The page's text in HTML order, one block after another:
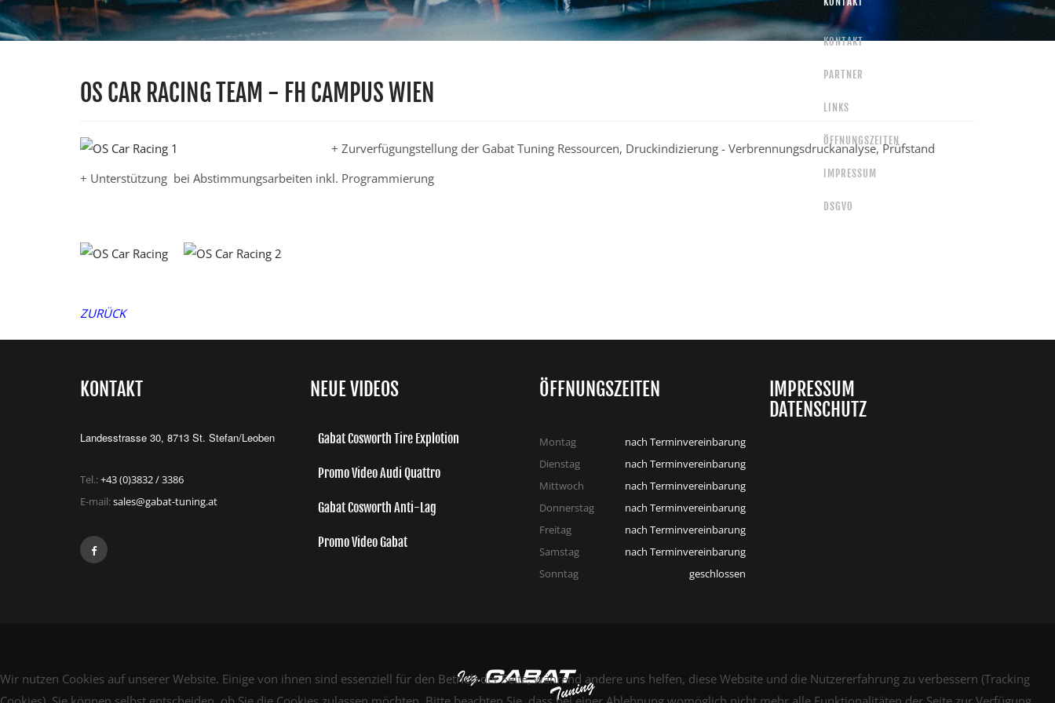
KONTAKT
PARTNER
LINKS
ÖFFNUNGSZEITEN
IMPRESSUM
DSGVO
OS CAR RACING TEAM - FH CAMPUS WIEN
+ Zurverfügungstellung der Gabat Tuning Ressourcen, Druckindizierung - Verbrennungsdruckanalyse, Prüfstand
+ Unterstützung bei Abstimmungsarbeiten inkl. Programmierung
ZURÜCK
KONTAKT
Landesstrasse 30, 8713 St. Stefan/Leoben
Tel.:+43 (0)3832 / 3386
E-mail:sales@gabat-tuning.at
NEUE VIDEOS
Gabat Cosworth Tire Explotion
Promo Video Audi Quattro
Gabat Cosworth Anti-Lag
Promo Video Gabat
ÖFFNUNGSZEITEN
Montag
nach Terminvereinbarung
Dienstag
nach Terminvereinbarung
Mittwoch
nach Terminvereinbarung
Donnerstag
nach Terminvereinbarung
Freitag
nach Terminvereinbarung
Samstag
nach Terminvereinbarung
Sonntag
geschlossen
IMPRESSUM
DATENSCHUTZ
Wir nutzen Cookies auf unserer Website. Einige von ihnen sind essenziell für den Betrieb der Seite, während andere uns helfen, diese Website und die Nutzererfahrung zu verbessern (Tracking